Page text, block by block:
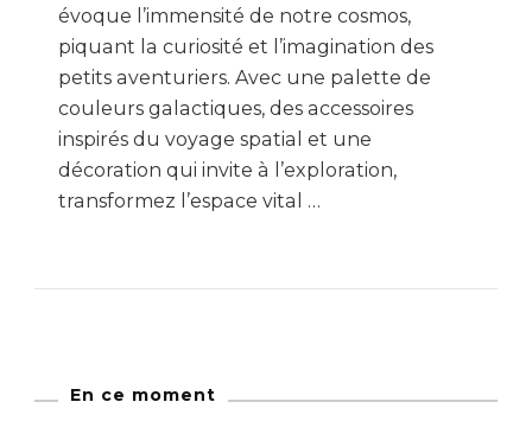
évoque l’immensité de notre cosmos,
piquant la curiosité et l’imagination des
petits aventuriers. Avec une palette de
couleurs galactiques, des accessoires
inspirés du voyage spatial et une
décoration qui invite à l’exploration,
transformez l’espace vital …
En ce moment